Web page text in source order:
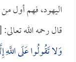
اليهود، فهم أول
قال رحمه الله
وَلا تَقُولُوا عَلَى